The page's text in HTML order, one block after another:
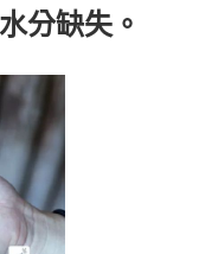
分缺失。